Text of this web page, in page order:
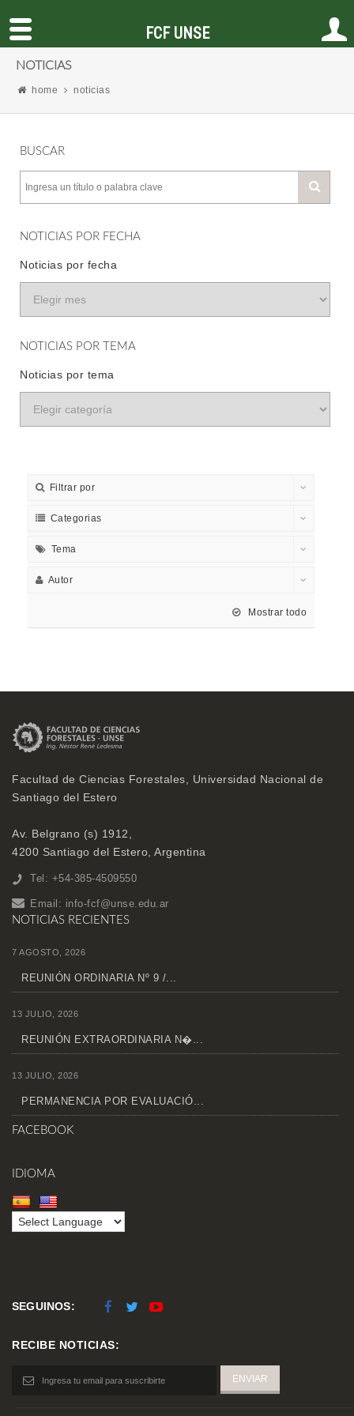
NOTICIAS
home noticias
BUSCAR
NOTICIAS POR FECHA
Noticias por fecha
NOTICIAS POR TEMA
Noticias por tema
Filtrar por
Categorias
Tema
Autor
Mostrar todo
Facultad de Ciencias Forestales, Universidad Nacional de
Santiago del Estero
Av. Belgrano (s) 1912,
4200 Santiago del Estero, Argentina
Tel: +54-385-4509550
Email: info-fcf@unse.edu.ar
NOTICIAS RECIENTES
7 AGOSTO, 2026
REUNIÓN ORDINARIA Nº 9 /...
13 JULIO, 2026
REUNIÓN EXTRAORDINARIA N�...
13 JULIO, 2026
PERMANENCIA POR EVALUACIÓ...
FACEBOOK
IDIOMA
SEGUINOS:
RECIBE NOTICIAS:
FCF UNSE